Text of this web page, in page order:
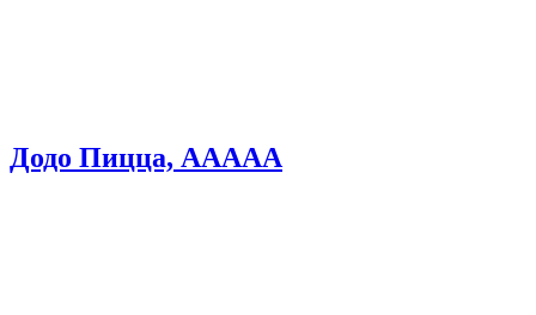
Додо Пицца, ААААА